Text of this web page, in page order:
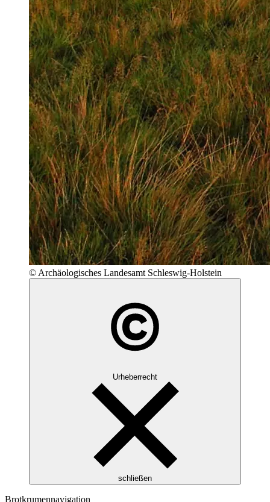
© Archäologisches Landesamt Schleswig-Holstein
Urheberrecht
schließen
Brotkrumennavigation